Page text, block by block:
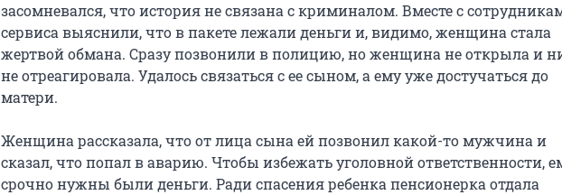
засомневался, что история не связана с криминалом. Вместе с
сервиса выяснили, что в пакете лежали деньги и, видимо, женщина стала
жертвой обмана. Сразу позвонили в полицию, но женщина не открыла и
не отреагировала. Удалось связаться с ее сыном, а ему уже достучаться до
матери.
Женщина рассказала, что от лица сына ей позвонил какой-то мужчина и
сказал, что попал в аварию. Чтобы избежать уголовной ответственности,
срочно нужны были деньги. Ради спасения ребенка пенсионерка отдала